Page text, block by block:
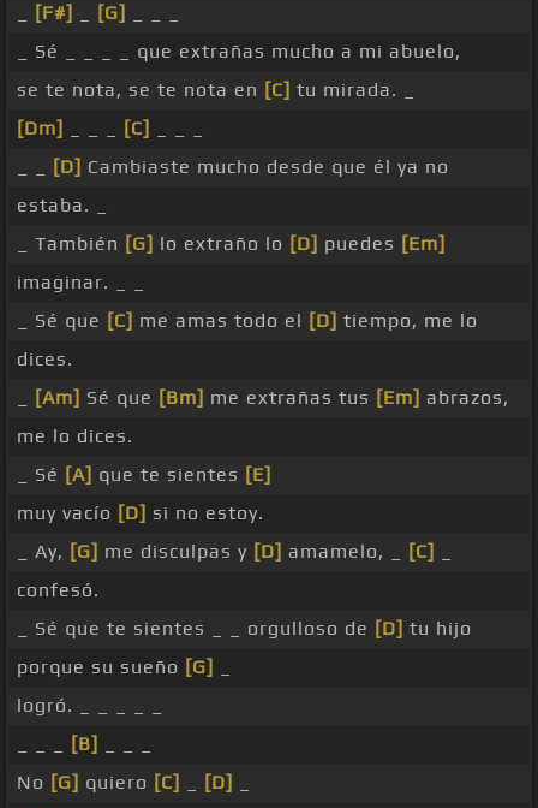
[F#] [G]
_ Sé _ _ _ _ que extrañas mucho a mi abuelo,
se te nota, se te nota en [C] tu mirada. _
[Dm]
[C]
[D] Cambiaste mucho desde que él ya no
estaba. _
_ También [G] lo extraño lo [D] puedes [Em]
imaginar. _ _
_ Sé que [C] me amas todo el [D] tiempo, me lo
dices.
[Am] Sé que [Bm] me extrañas tus [Em] abrazos,
me lo dices.
_ Sé [A] que te sientes [E]
muy vacío [D] si no estoy.
_ Ay, [G] me disculpas y [D] amamelo, _ [C]
confesó.
_ Sé que te sientes _ _ orgulloso de [D] tu hijo
porque su sueño [G]
logró. _ _ _ _ _
[B]
No [G] quiero [C] [D]